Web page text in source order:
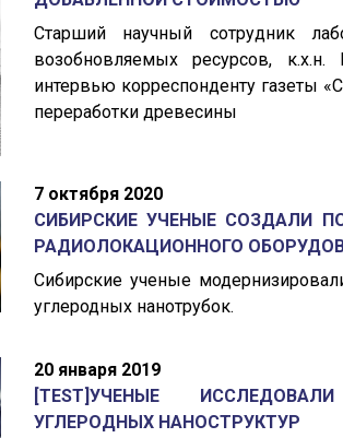
Старший научный сотрудник
возобновляемых ресурсов,
интервью корреспонденту газеты
переработки древесины
7 октября 2020
СИБИРСКИЕ УЧЕНЫЕ СОЗДАЛИ
РАДИОЛОКАЦИОННОГО
Сибирские ученые
углеродных нанотрубок.
20 января 2019
[TEST]УЧЕНЫЕ
УГЛЕРОДНЫХ НАНОСТРУКТУР